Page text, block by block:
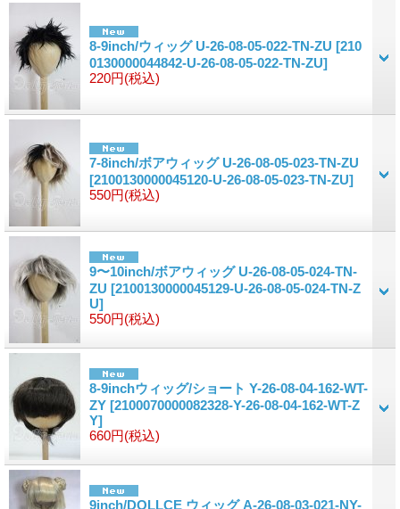
8-9inch/ウィッグ U-26-08-05-022-TN-ZU [210
0130000044842-U-26-08-05-022-TN-ZU]
220円(税込)
7-8inch/ボアウィッグ U-26-08-05-023-TN-ZU
[2100130000045120-U-26-08-05-023-TN-ZU]
550円(税込)
9〜10inch/ボアウィッグ U-26-08-05-024-TN-
ZU [2100130000045129-U-26-08-05-024-TN-Z
U]
550円(税込)
8-9inchウィッグ/ショート Y-26-08-04-162-WT-
ZY [2100070000082328-Y-26-08-04-162-WT-Z
Y]
660円(税込)
9inch/DOLLCE ウィッグ A-26-08-03-021-NY-